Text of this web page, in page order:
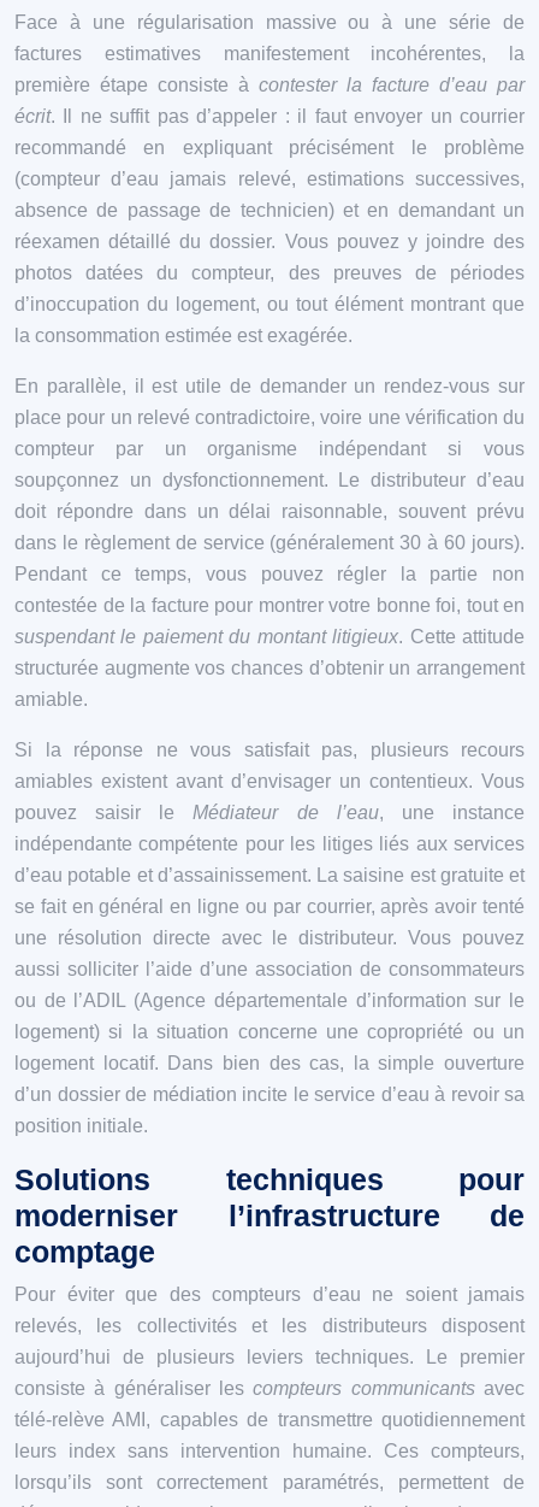
Face à une régularisation massive ou à une série de
factures estimatives manifestement incohérentes, la
première étape consiste à contester la facture d’eau par
écrit. Il ne suffit pas d’appeler : il faut envoyer un courrier
recommandé en expliquant précisément le problème
(compteur d’eau jamais relevé, estimations successives,
absence de passage de technicien) et en demandant un
réexamen détaillé du dossier. Vous pouvez y joindre des
photos datées du compteur, des preuves de périodes
d’inoccupation du logement, ou tout élément montrant que
la consommation estimée est exagérée.
En parallèle, il est utile de demander un rendez-vous sur
place pour un relevé contradictoire, voire une vérification du
compteur par un organisme indépendant si vous
soupçonnez un dysfonctionnement. Le distributeur d’eau
doit répondre dans un délai raisonnable, souvent prévu
dans le règlement de service (généralement 30 à 60 jours).
Pendant ce temps, vous pouvez régler la partie non
contestée de la facture pour montrer votre bonne foi, tout en
suspendant le paiement du montant litigieux. Cette attitude
structurée augmente vos chances d’obtenir un arrangement
amiable.
Si la réponse ne vous satisfait pas, plusieurs recours
amiables existent avant d’envisager un contentieux. Vous
pouvez saisir leMédiateur de l’eau, une instance
indépendante compétente pour les litiges liés aux services
d’eau potable et d’assainissement. La saisine est gratuite et
se fait en général en ligne ou par courrier, après avoir tenté
une résolution directe avec le distributeur. Vous pouvez
aussi solliciter l’aide d’une association de consommateurs
ou de l’ADIL (Agence départementale d’information sur le
logement) si la situation concerne une copropriété ou un
logement locatif. Dans bien des cas, la simple ouverture
d’un dossier de médiation incite le service d’eau à revoir sa
position initiale.
Solutions techniques pour
moderniser l’infrastructure de
comptage
Pour éviter que des compteurs d’eau ne soient jamais
relevés, les collectivités et les distributeurs disposent
aujourd’hui de plusieurs leviers techniques. Le premier
consiste à généraliser lescompteurs communicantsavec
télé-relève AMI, capables de transmettre quotidiennement
leurs index sans intervention humaine. Ces compteurs,
lorsqu’ils sont correctement paramétrés, permettent de